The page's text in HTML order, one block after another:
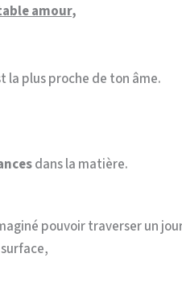
amour,
la plus proche de ton âme.
dans la matière.
pouvoir traverser un